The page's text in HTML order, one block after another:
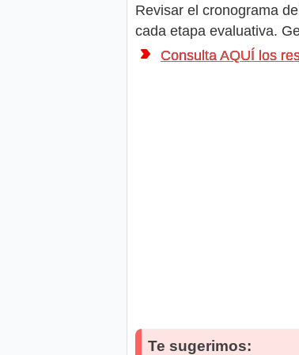
Revisar el cronograma
cada etapa evaluativa.
Consulta AQUÍ los
Te sugerimos: